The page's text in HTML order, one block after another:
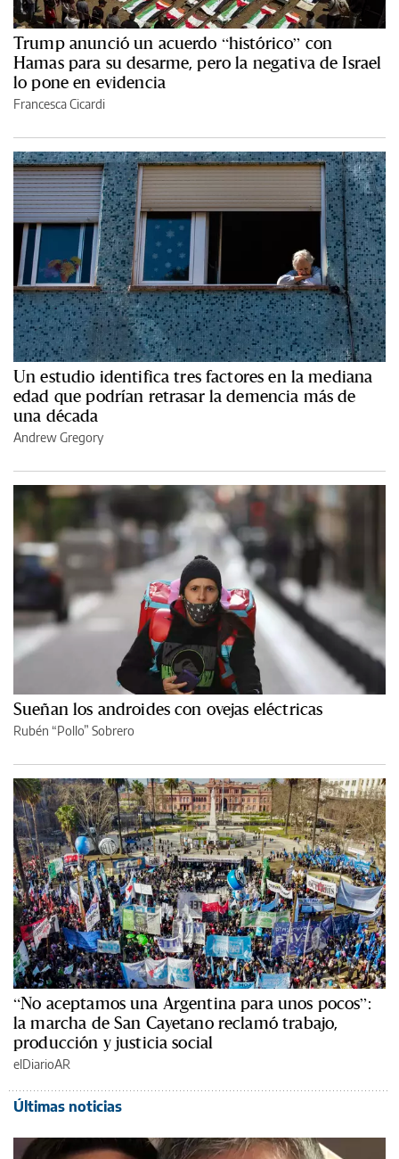
Trump anunció un acuerdo “histórico” con
Hamas para su desarme, pero la negativa de Israel
lo pone en evidencia
Francesca Cicardi
Un estudio identifica tres factores en la mediana
edad que podrían retrasar la demencia más de
una década
Andrew Gregory
Sueñan los androides con ovejas eléctricas
Rubén “Pollo” Sobrero
“No aceptamos una Argentina para unos pocos”:
la marcha de San Cayetano reclamó trabajo,
producción y justicia social
elDiarioAR
Últimas noticias